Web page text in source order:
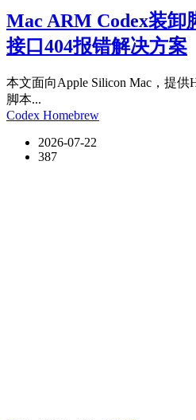
Mac ARM Codex装卸
接口404报错解决方案
本文面向Apple Silicon Mac，提供
脚本...
Codex Homebrew
2026-07-22
387